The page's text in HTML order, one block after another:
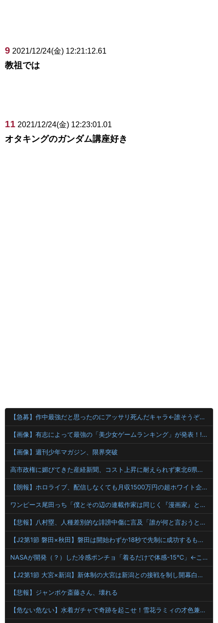
9 2021/12/24(金) 12:21:12.61
教祖では
11 2021/12/24(金) 12:23:01.01
オタキングのガンダム講座好き
【急募】作中最強だと思ったのにアッサリ死んだキャラ←誰そうぞうした？
【画像】有志によって最強の「美少女ゲームランキング」が発表！!！ あの名作も
【画像】週刊少年マガジン、限界突破
高市政権に媚びてきた産経新聞、コスト上昇に耐えられず東北6県撤退を発表
【朗報】ホロライブ、配信しなくても月収1500万円の超ホワイト企業だった
ワンピース尾田っち「僕とその辺の連載作家は同じく『漫画家』と呼ばれるけど、それが不満で。」
【悲報】八村塁、人種差別的な誹謗中傷に言及「誰が何と言おうと僕は日本人」
【J2第1節 磐田×秋田】磐田は開始わずか18秒で先制に成功するも追いつかれドロー 秋葉新体制の初白星はお預けに
NASAが開発（？）した冷感ポンチョ「着るだけで体感-15℃」←これ
【J2第1節 大宮×新潟】新体制の大宮は新潟との接戦を制し開幕白星スタート！自陣からのカウンターが決まり山本桜大が決勝ゴール
【悲報】ジャンポケ斎藤さん、壊れる
【危ない危ない】水着ガチャで奇跡を起こせ！雪花ラミィの才色兼備な神引きに全ホロライブファンが震える夜